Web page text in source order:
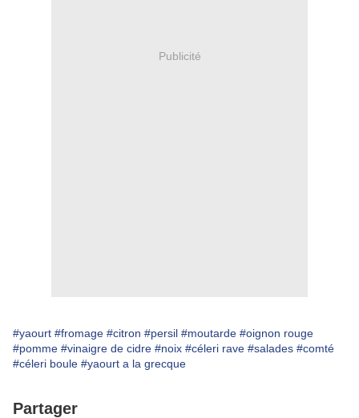
Publicité
#yaourt #fromage #citron #persil #moutarde #oignon rouge
#pomme #vinaigre de cidre #noix #céleri rave #salades #comté
#céleri boule #yaourt a la grecque
Partager